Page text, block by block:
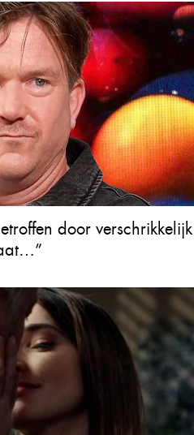
door verschrikkelijk